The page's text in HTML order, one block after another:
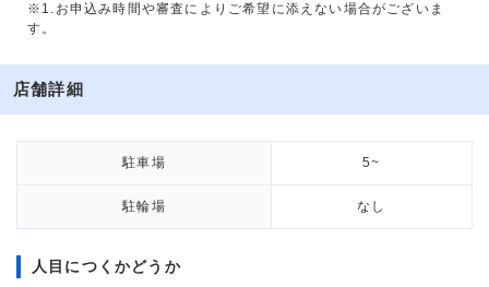
※1.お申込み時間や審査によりご希望に添えない場合がございま
す。
店舗詳細
駐車場 5~
駐輪場 なし
人目につくかどうか